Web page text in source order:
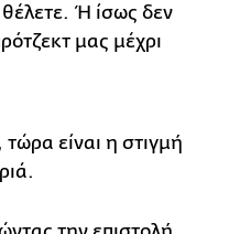
θέλετε. Ή ίσως δεν
μας μέχρι
είναι η στιγμή